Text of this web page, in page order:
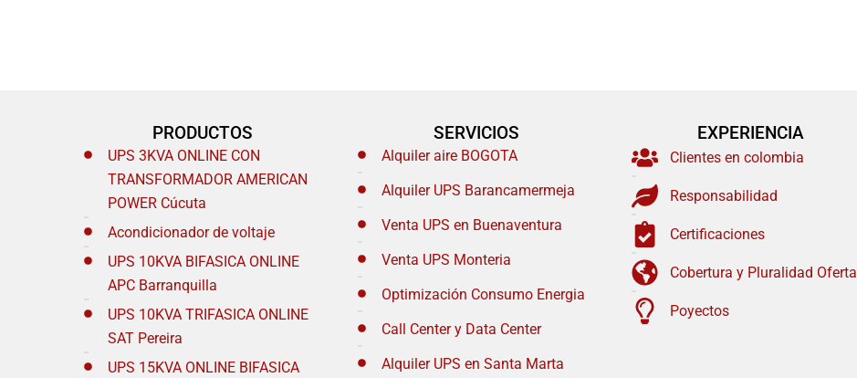
PRODUCTOS
UPS 3KVA ONLINE CON
TRANSFORMADOR AMERICAN
POWER Cúcuta
Acondicionador de voltaje
UPS 10KVA BIFASICA ONLINE
APC Barranquilla
UPS 10KVA TRIFASICA ONLINE
SAT Pereira
UPS 15KVA ONLINE BIFASICA
SERVICIOS
Alquiler aire BOGOTA
Alquiler UPS Barancamermeja
Venta UPS en Buenaventura
Venta UPS Monteria
Optimización Consumo Energia
Call Center y Data Center
Alquiler UPS en Santa Marta
EXPERIENCIA
Clientes en colombia
Responsabilidad
Certificaciones
Cobertura y Pluralidad Oferta
Poyectos